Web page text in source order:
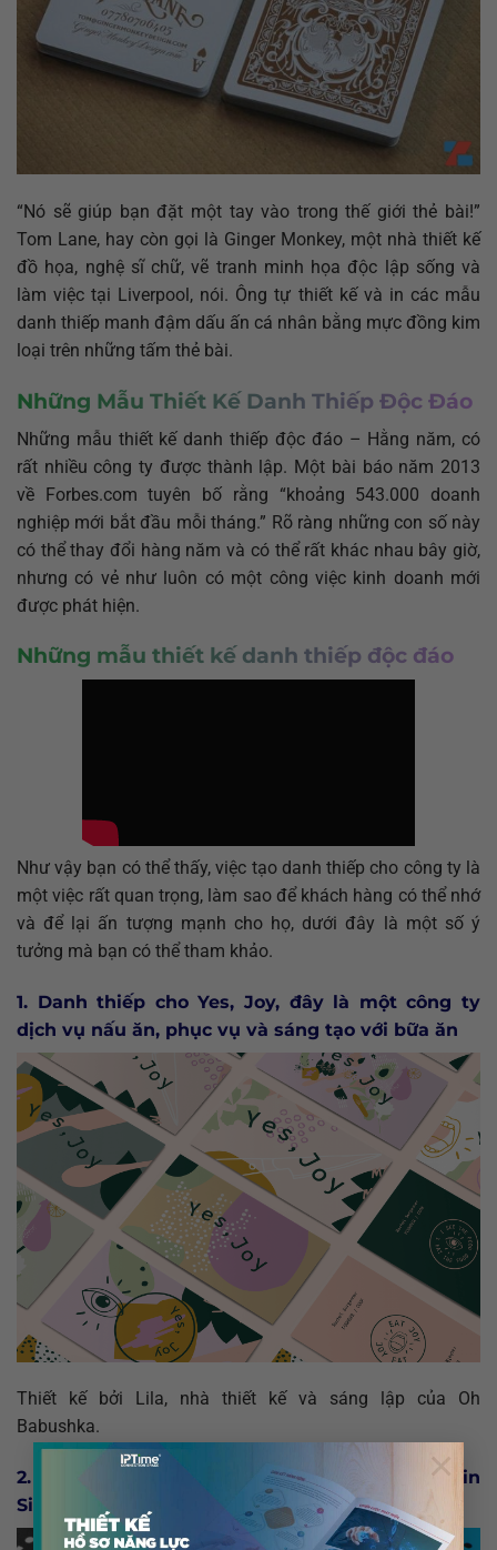
×
“Nó sẽ giúp bạn đặt một tay vào trong thế giới thẻ bài!”
Tom Lane, hay còn gọi là Ginger Monkey, một nhà thiết kế
đồ họa, nghệ sĩ chữ, vẽ tranh minh họa độc lập sống và
làm việc tại Liverpool, nói. Ông tự thiết kế và in các mẫu
danh thiếp manh đậm dấu ấn cá nhân bằng mực đồng kim
loại trên những tấm thẻ bài.
Những Mẫu Thiết Kế Danh Thiếp Độc Đáo
Những mẫu thiết kế danh thiếp độc đáo – Hằng năm, có
rất nhiều công ty được thành lập. Một bài báo năm 2013
về Forbes.com tuyên bố rằng “khoảng 543.000 doanh
nghiệp mới bắt đầu mỗi tháng.” Rõ ràng những con số này
có thể thay đổi hàng năm và có thể rất khác nhau bây giờ,
nhưng có vẻ như luôn có một công việc kinh doanh mới
được phát hiện.
Những mẫu thiết kế danh thiếp độc đáo
Như vậy bạn có thể thấy, việc tạo danh thiếp cho công ty là
một việc rất quan trọng, làm sao để khách hàng có thể nhớ
và để lại ấn tượng mạnh cho họ, dưới đây là một số ý
tưởng mà bạn có thể tham khảo.
1. Danh thiếp cho Yes, Joy, đây là một công ty
dịch vụ nấu ăn, phục vụ và sáng tạo với bữa ăn
Thiết kế bởi Lila, nhà thiết kế và sáng lập của Oh
Babushka.
2. Danh thiếp cho công ty công nghệ thông tin
SideKick Solutions